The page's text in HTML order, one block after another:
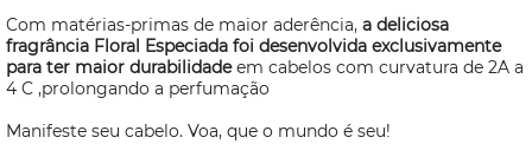
Com matérias-primas de maior aderência, a deliciosa
fragrância Floral Especiada foi desenvolvida exclusivamente
para ter maior durabilidadeem cabelos com curvatura de 2A a
4 C ,prolongando a perfumação
Manifeste seu cabelo. Voa, que o mundo é seu!